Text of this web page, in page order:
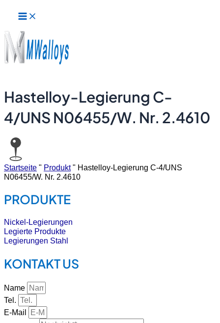
Inhalt
springen
Hastelloy-Legierung C-
4/UNS N06455/W. Nr. 2.4610
Startseite " Produkt" Hastelloy-Legierung C-4/UNS
N06455/W. Nr. 2.4610
PRODUKTE
Nickel-Legierungen
Legierte Produkte
Legierungen Stahl
KONTAKT US
Name
Tel.
E-Mail